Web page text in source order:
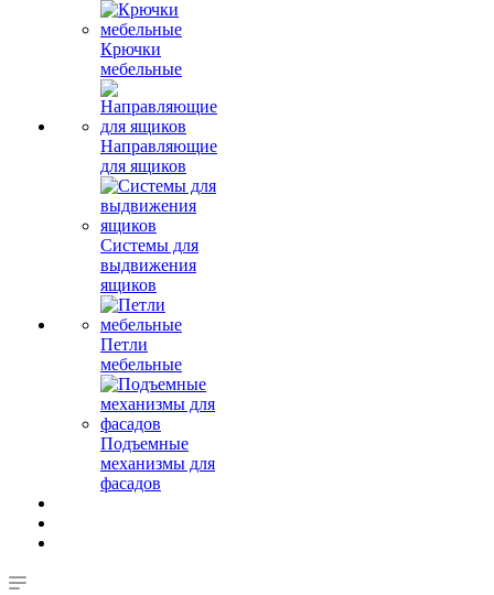
Крючки
мебельные
Направляющие
для ящиков
Системы для
выдвижения
ящиков
Петли
мебельные
Подъемные
механизмы для
фасадов